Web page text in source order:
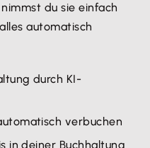
du sie einfach
automatisch
durch KI-
verbuchen
in deiner Buchhaltung